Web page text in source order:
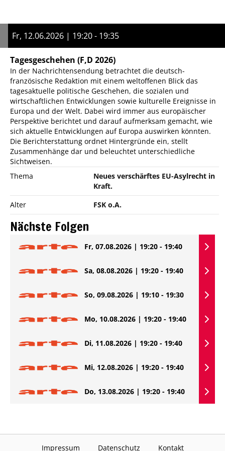
Fr, 12.06.2026 | 19:20 - 19:35
Tagesgeschehen (F,D 2026)
In der Nachrichtensendung betrachtet die deutsch-
französische Redaktion mit einem weltoffenen Blick das
tagesaktuelle politische Geschehen, die sozialen und
wirtschaftlichen Entwicklungen sowie kulturelle Ereignisse in
Europa und der Welt. Dabei wird immer aus europäischer
Perspektive berichtet und darauf aufmerksam gemacht, wie
sich aktuelle Entwicklungen auf Europa auswirken könnten.
Die Berichterstattung ordnet Hintergründe ein, stellt
Zusammenhänge dar und beleuchtet unterschiedliche
Sichtweisen.
Thema
Neues verschärftes EU-Asylrecht in
Kraft.
Alter
FSK o.A.
Nächste Folgen
Fr, 07.08.2026 | 19:20 - 19:40
Sa, 08.08.2026 | 19:20 - 19:40
So, 09.08.2026 | 19:10 - 19:30
Mo, 10.08.2026 | 19:20 - 19:40
Di, 11.08.2026 | 19:20 - 19:40
Mi, 12.08.2026 | 19:20 - 19:40
Do, 13.08.2026 | 19:20 - 19:40
Impressum Datenschutz Kontakt